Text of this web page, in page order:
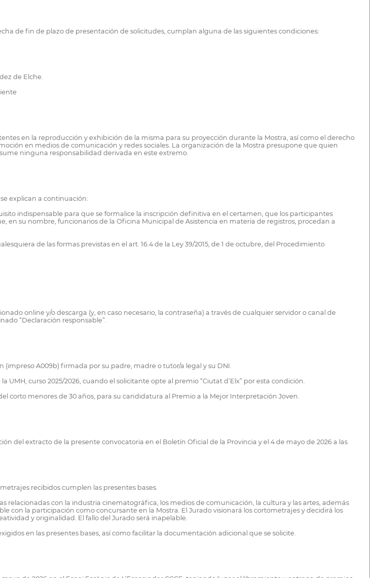
de fin de plazo de presentación de solicitudes, cumplan alguna de las siguientes condiciones:
de Elche.
en la reproducción y exhibición de la misma para su proyección durante la Mostra, así como el derecho
en medios de comunicación y redes sociales. La organización de la Mostra presupone que quien
ninguna responsabilidad derivada en este extremo.
explican a continuación:
indispensable para que se formalice la inscripción definitiva en el certamen, que los participantes
en su nombre, funcionarios de la Oficina Municipal de Asistencia en materia de registros, procedan a
de las formas previstas en el art. 16.4 de la Ley 39/2015, de 1 de octubre, del Procedimiento
online y/o descarga (y, en caso necesario, la contraseña) a través de cualquier servidor o canal de
“Declaración responsable”.
A009b) firmada por su padre, madre o tutor/a legal y su DNI.
curso 2025/2026, cuando el solicitante opte al premio “Ciutat d’Elx” por esta condición.
corto menores de 30 años, para su candidatura al Premio a la Mejor Interpretación Joven.
del extracto de la presente convocatoria en el Boletín Oficial de la Provincia y el 4 de mayo de 2026 a las
recibidos cumplen las presentes bases.
con la industria cinematográfica, los medios de comunicación, la cultura y las artes, además
con la participación como concursante en la Mostra. El Jurado visionará los cortometrajes y decidirá los
y originalidad. El fallo del Jurado será inapelable.
en las presentes bases, así como facilitar la documentación adicional que se solicite.